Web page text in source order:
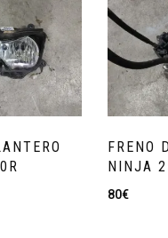
FRENO
NINJA
80€